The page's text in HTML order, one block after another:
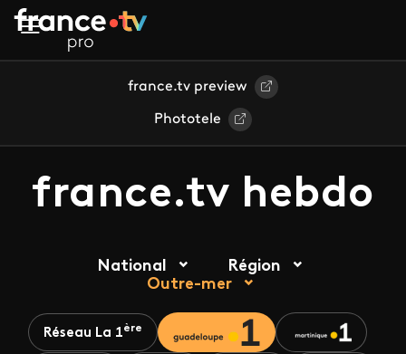
Aller au contenu principal
france.tv preview
Phototele
france.tv hebdo
National
Région
Outre-mer
Réseau La 1ère